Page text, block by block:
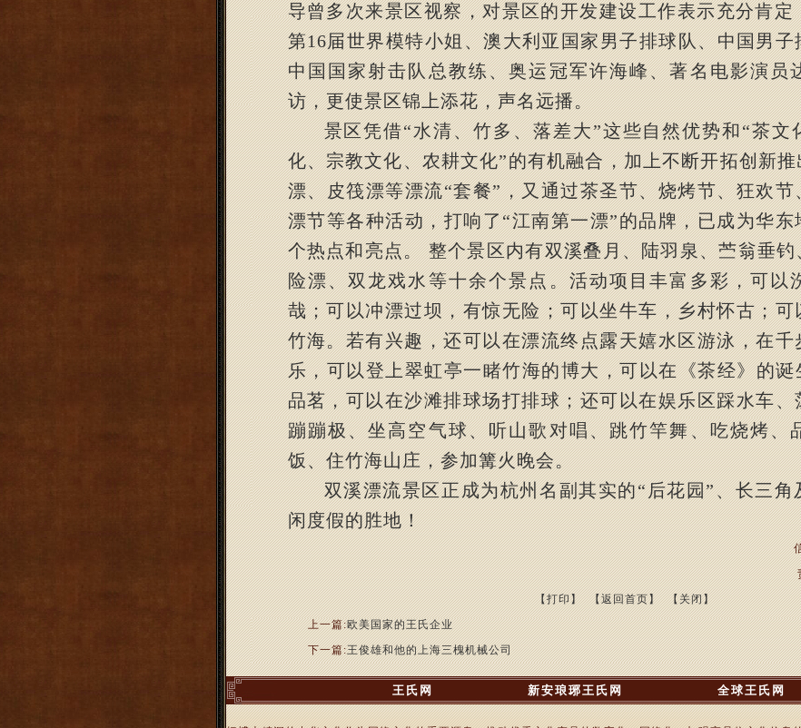
导曾多次来景区视察，对景区的开发建设工作表示充分肯定
第16届世界模特小姐、澳大利亚国家男子排球队、中国男
中国国家射击队总教练、奥运冠军许海峰、著名电影演员
访，更使景区锦上添花，声名远播。
景区凭借“水清、竹多、落差大”这些自然优势和“茶文
化、宗教文化、农耕文化”的有机融合，加上不断开拓创新
漂、皮筏漂等漂流“套餐”，又通过茶圣节、烧烤节、狂欢
漂节等各种活动，打响了“江南第一漂”的品牌，已成为华
个热点和亮点。 整个景区内有双溪叠月、陆羽泉、苎翁垂
险漂、双龙戏水等十余个景点。活动项目丰富多彩，可以
哉；可以冲漂过坝，有惊无险；可以坐牛车，乡村怀古；
竹海。若有兴趣，还可以在漂流终点露天嬉水区游泳，在
乐，可以登上翠虹亭一睹竹海的博大，可以在《茶经》的诞
品茗，可以在沙滩排球场打排球；还可以在娱乐区踩水车
蹦蹦极、坐高空气球、听山歌对唱、跳竹竿舞、吃烧烤、
饭、住竹海山庄，参加篝火晚会。
双溪漂流景区正成为杭州名副其实的“后花园”、长三角
闲度假的胜地！
【打印】 【返回首页】 【关闭】
上一篇:欧美国家的王氏企业
下一篇:王俊雄和他的上海三槐机械公司
王氏网 新安琅琊王氏网 全球王氏网